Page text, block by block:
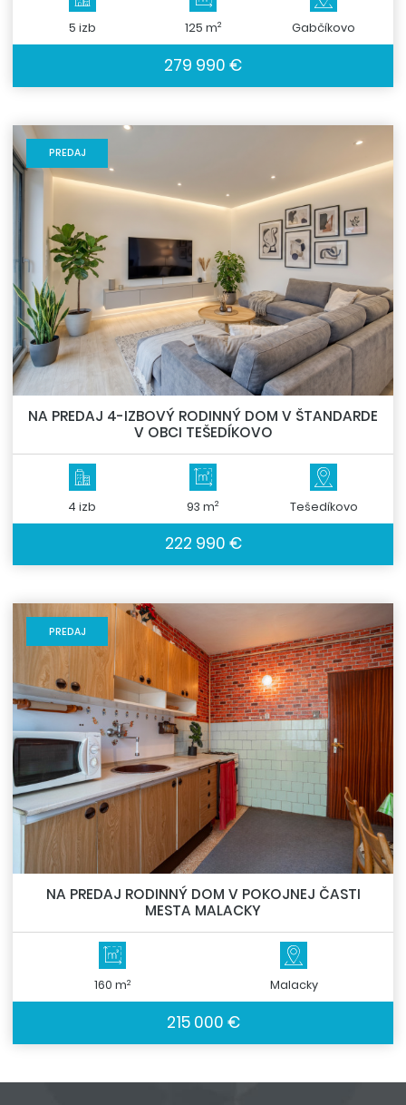
5 izb 125 m2 Gabčíkovo
279 990 €
PREDAJ
NA PREDAJ 4-IZBOVÝ RODINNÝ DOM V ŠTANDARDE
V OBCI TEŠEDÍKOVO
4 izb 93 m2 Tešedíkovo
222 990 €
PREDAJ
NA PREDAJ RODINNÝ DOM V POKOJNEJ ČASTI
MESTA MALACKY
160 m2 Malacky
215 000 €